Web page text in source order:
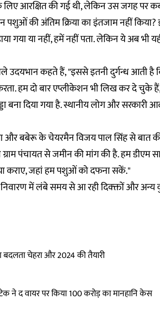
आरक्षित की गई थी, लेकिन उस जगह पर
पशुओं की अंतिम क्रिया का इंतजाम नहीं
गया या नहीं, हमें नहीं पता. लेकिन ये अब भी
उदयभान कहते हैं, "इससे इतनी दुर्गन्ध आती है
हम दो बार एप्लीकेशन भी लिख कर दे चुके
बना दिया गया है. स्थानीय लोग और सरकारी
बबेरू के चेयरमैन विजय पाल सिंह से बात की.
पंचायत से जमीन की मांग की है. हम डीएम
कराए, जहां हम पशुओं को दफना सकें."
में लंबे समय से आ रही दिक्क्तों और अन्य
बदलता चेहरा और 2024 की तैयारी
ने द वायर पर किया 100 करोड़ का मानहानि केस